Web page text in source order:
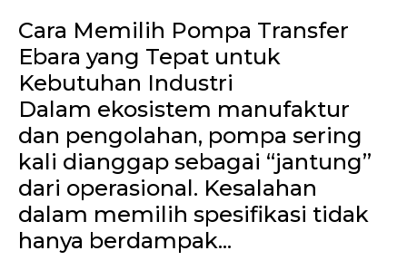
Cara Memilih Pompa Transfer
Ebara yang Tepat untuk
Kebutuhan Industri
Dalam ekosistem manufaktur
dan pengolahan, pompa sering
kali dianggap sebagai “jantung”
dari operasional. Kesalahan
dalam memilih spesifikasi tidak
hanya berdampak...